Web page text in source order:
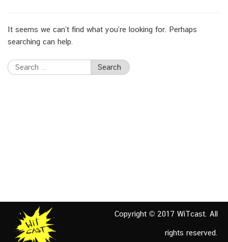
It seems we can’t find what you’re looking for. Perhaps
searching can help.
Search
for:
Copyright © 2017 WiTcast. All
rights reserved.